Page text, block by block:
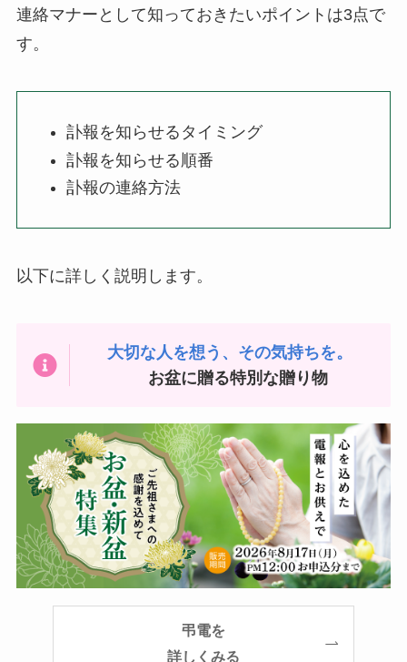
連絡マナーとして知っておきたいポイントは3点で
す。
訃報を知らせるタイミング
訃報を知らせる順番
訃報の連絡方法
以下に詳しく説明します。
大切な人を想う、その気持ちを。
お盆に贈る特別な贈り物
弔電を
詳しくみる